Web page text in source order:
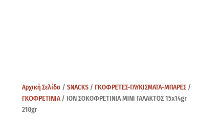
Αρχική Σελίδα / SNACKS/ ΓΚΟΦΡΕΤΕΣ-ΓΛΥΚΙΣΜΑΤΑ-ΜΠΑΡΕΣ/
ΓΚΟΦΡΕΤΙΝΙΑ/ ΙΟΝ ΣΟΚΟΦΡΕΤINIA MINI ΓΑΛΑΚΤΟΣ 15x14gr
210gr